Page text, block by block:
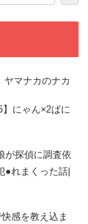
マナカのナカ
にゃん×2ぱに
が探偵に調査依
●れまくった話|
感を教え込ま